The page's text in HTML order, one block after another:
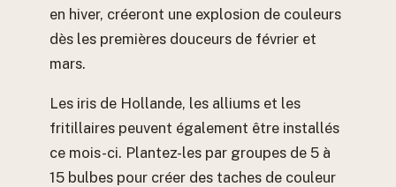
en hiver, créeront une explosion de couleurs
dès les premières douceurs de février et
mars.
Les iris de Hollande, les alliums et les
fritillaires peuvent également être installés
ce mois-ci. Plantez-les par groupes de 5 à
15 bulbes pour créer des taches de couleur